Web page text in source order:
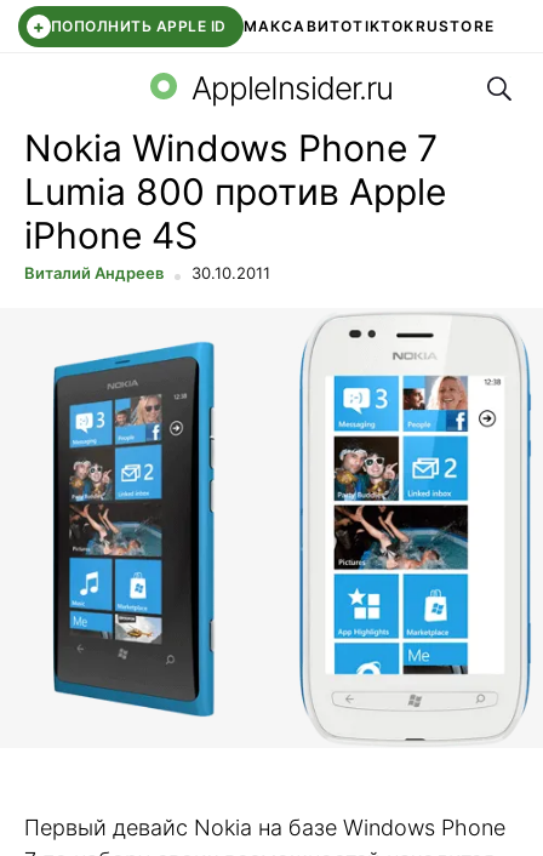
+ ПОПОЛНИТЬ APPLE ID МАКСАВИТОTIKTOKRUSTORE
WB КЛУБIOS 26.6 DDE STORE
AppleInsider.ru
Nokia Windows Phone 7
Lumia 800 против Apple
iPhone 4S
Виталий Андреев 30.10.2011
Первый девайс Nokia на базе Windows Phone